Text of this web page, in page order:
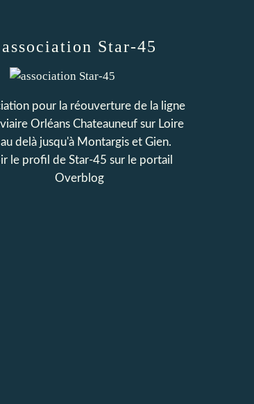
association Star-45
pour la réouverture de la ligne
Orléans Chateauneuf sur Loire
delà jusqu'à Montargis et Gien.
le profil de Star-45 sur le portail
Overblog